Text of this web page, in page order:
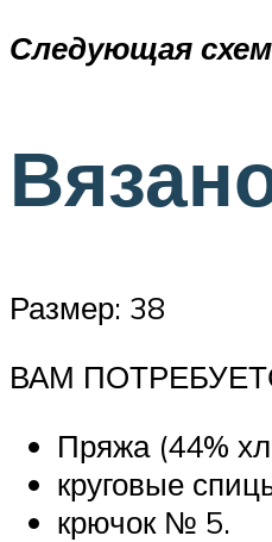
Следующая
Размер: 38
ВАМ
Пряжа (44%
круговые
крючок № 5.